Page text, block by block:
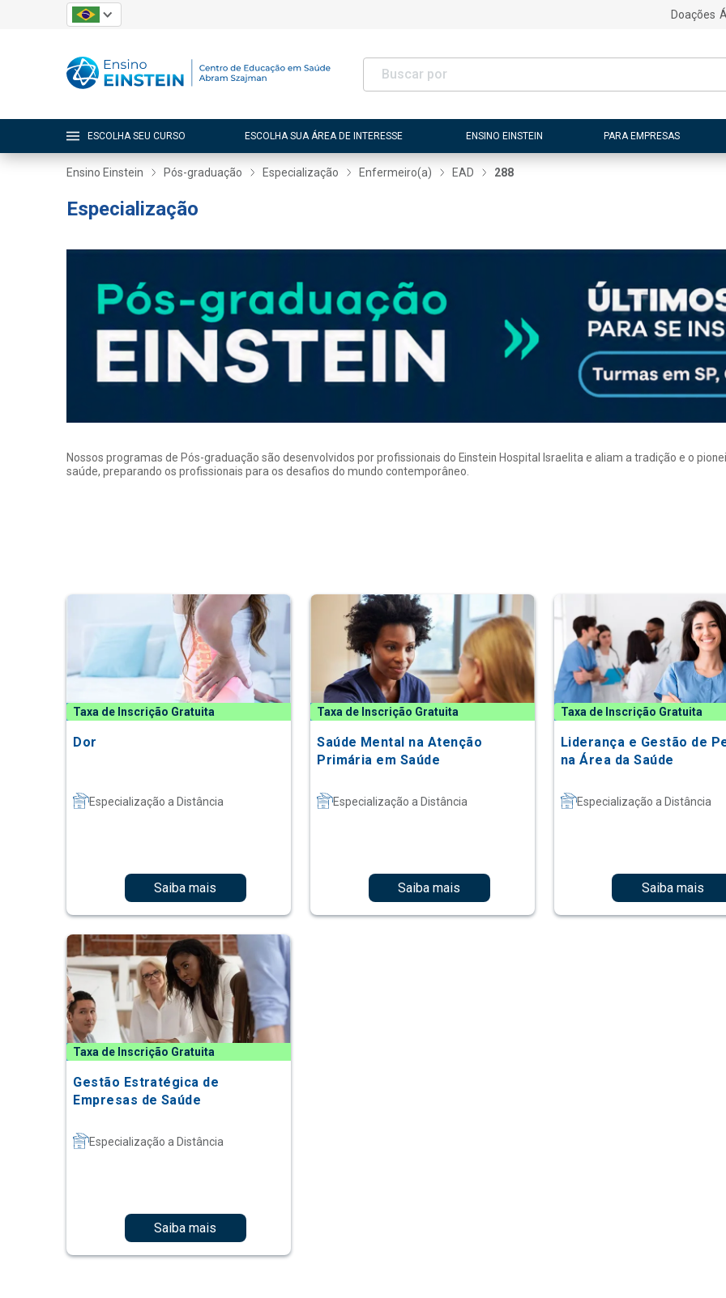
Doações
ESCOLHA SEU CURSO ESCOLHA SUA ÁREA DE INTERESSE ENSINO EINSTEIN PARA EMPRESAS
Ensino Einstein Pós-graduação Especialização Enfermeiro(a) EAD 288
Especialização
Nossos programas de Pós-graduação são desenvolvidos por profissionais do Einstein Hospital Israelita e aliam a tradição e o
saúde, preparando os profissionais para os desafios do mundo contemporâneo.
Taxa de Inscrição Gratuita
Dor
Especialização a Distância
Saiba mais
Taxa de Inscrição Gratuita
Saúde Mental na Atenção
Primária em Saúde
Especialização a Distância
Saiba mais
Taxa de Inscrição Gratuita
Liderança e Gestão de
na Área da Saúde
Especialização a Distância
Saiba mais
Taxa de Inscrição Gratuita
Gestão Estratégica de
Empresas de Saúde
Especialização a Distância
Saiba mais